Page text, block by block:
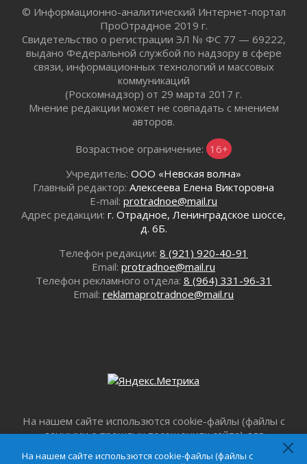
действовать при укусе клеща
02 августа 2026
В Ивангороде назвали новых почетных
граждан Ленинградской области
02 августа 2026
02 августа 2026
Километровые столбы «Дороги жизни»
отправили на реставрацию
02 августа 2026
операторов БПЛА
02 августа 2026
В Ивангороде появилась «Избушка-
воробушка»
Юхла, мука, кантеле и Водяной
Лето катится с горки
Лето без гаджетов
01 августа 2026
Безмолвный крик о помощи
01 августа 2026
© Информационно-аналитический Интернет-портал
ПроОтрадное 2019 г.
Свидетельство о регистрации ЭЛ № ФС 77 — 69222,
выдано Федеральной службой по надзору в сфере
связи, информационных технологий и массовых
коммуникаций
(Роскомнадзор) от 29 марта 2017 г.
Мнение редакции может не совпадать с мнением
авторов.
Возрастное ограничение: 16+
Учредитель: ООО «Невская волна»
Главный редактор: Алексеева Елена Викторовна
E-mail: protradnoe@mail.ru
Адрес редакции: г. Отрадное, Ленинградское шоссе,
д. 6Б.
Телефон редакции: 8 (921) 920-40-91
Email: protradnoe@mail.ru
Телефон рекламного отдела: 8 (964) 331-96-31
Email: reklamaprotradnoe@mail.ru
На нашем сайте использются cookie-файлы (файлы с
данными о прошлых посещениях сайта) для
На нашем сайте использются cookie-файлы (файлы с